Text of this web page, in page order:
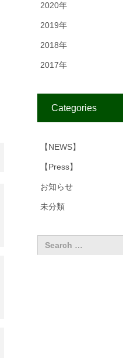
2020年
2019年
2018年
2017年
Categories
【NEWS】
【Press】
お知らせ
未分類